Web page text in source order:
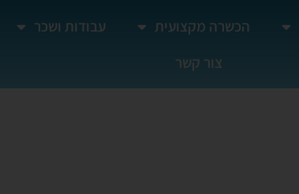
הכשרה מקצועית
עבודות ושכר
צור קשר